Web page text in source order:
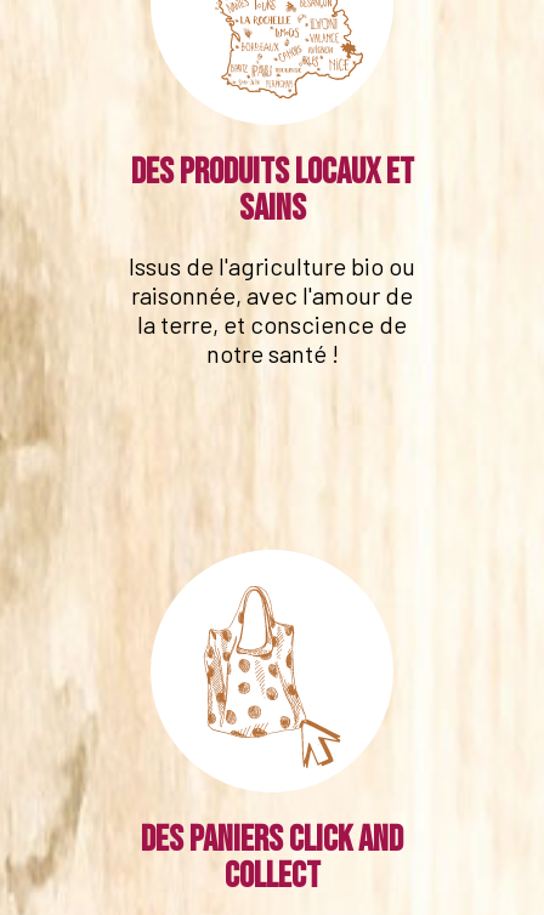
Des produits locaux et
sains
Issus de l'agriculture bio ou
raisonnée, avec l'amour de
la terre, et conscience de
notre santé !
Des paniers click and
collect